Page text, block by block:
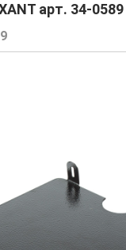
арт. 34-0589